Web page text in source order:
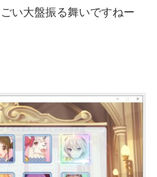
い大盤振る舞いですねー